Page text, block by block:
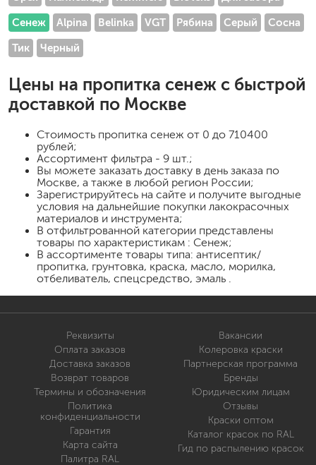
Сенеж Alpina Belinka VGT Рябина Серый Сосна
Тик Черный
Цены на пропитка сенеж с быстрой
доставкой по Москве
Стоимость пропитка сенеж от 0 до 710400
рублей;
Ассортимент фильтра - 9 шт.;
Вы можете заказать доставку в день заказа по
Москве, а также в любой регион России;
Зарегистрируйтесь на сайте и получите выгодные
условия на дальнейшие покупки лакокрасочных
материалов и инструмента;
В отфильтрованной категории представлены
товары по характеристикам : Сенеж;
В ассортименте товары типа: антисептик/
пропитка, грунтовка, краска, масло, морилка,
отбеливатель, спецсредство, эмаль .
Реквизиты
Оплата заказов
Доставка заказов
Возврат товаров
Термины и обозначения
Политика
конфиденциальности
Гарантия
Карта сайта
Палитра RAL
Вакансии
Колеровка краски
Партнерская программа
Бренды
Юридическим лицам
Отзывы
Краски оптом
Каталог красок по RAL
Гид по распылению красок